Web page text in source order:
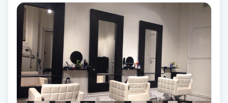
Faceliftmassage
Fet hårbotten
Fettreducering
Fibromassage